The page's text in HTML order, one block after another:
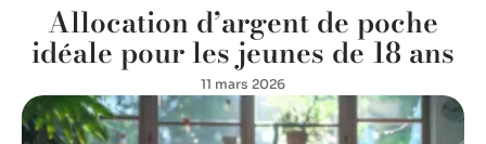
Allocation d’argent de poche
idéale pour les jeunes de 18 ans
11 mars 2026